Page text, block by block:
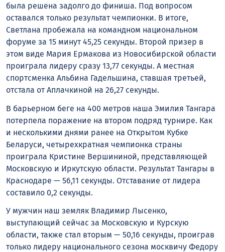
была решена задолго до финиша. Под вопросом
оставался только результат чемпионки. В итоге,
Светлана пробежала на командном национальном
форуме за 15 минут 45,25 секунды. Второй призер в
этом виде Мария Ермакова из Новосибирской области
проиграла лидеру сразу 13,77 секунды. А местная
спортсменка Альбина Гадельшина, ставшая третьей,
отстала от Аплачкиной на 26,27 секунды.
В барьерном беге на 400 метров наша Эмилия Тангара
потерпела поражение на втором подряд турнире. Как
и несколькими днями ранее на Открытом Кубке
Беларуси, четырехкратная чемпионка страны
проиграла Кристине Вершининой, представляющей
Московскую и Иркутскую области. Результат Тангары в
Краснодаре — 56,11 секунды. Отставание от лидера
составило 0,2 секунды.
У мужчин наш земляк Владимир Лысенко,
выступающий сейчас за Московскую и Курскую
области, также стал вторым — 50,16 секунды, проиграв
только лидеру национального сезона москвичу Федору